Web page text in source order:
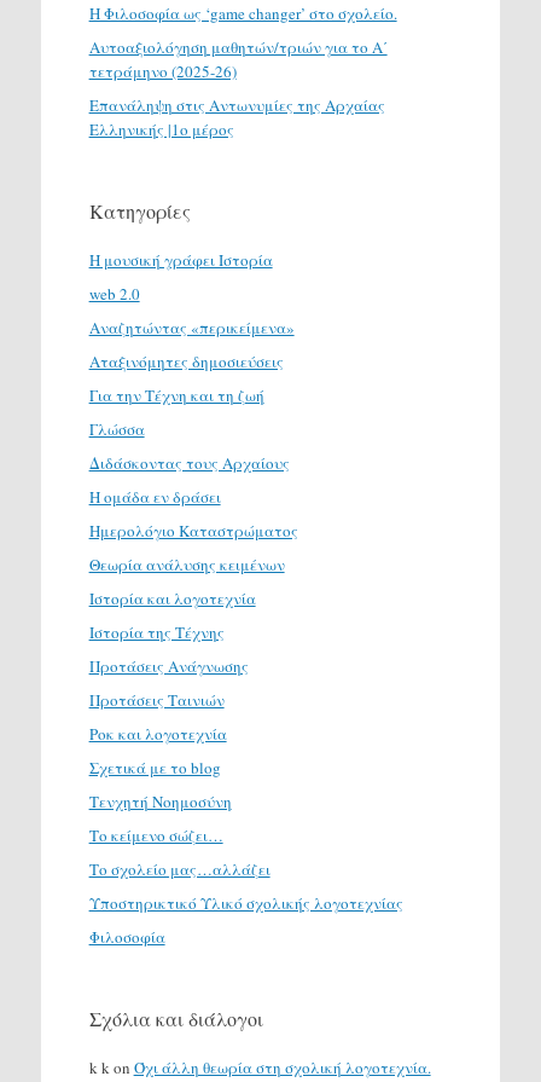
H Φιλοσοφία ως ‘game changer’ στο σχολείο.
Αυτοαξιολόγηση μαθητών/τριών για το Α΄
τετράμηνο (2025-26)
Επανάληψη στις Αντωνυμίες της Αρχαίας
Ελληνικής |1ο μέρος
Κατηγορίες
H μουσική γράφει Ιστορία
web 2.0
Αναζητώντας «περικείμενα»
Αταξινόμητες δημοσιεύσεις
Για την Τέχνη και τη ζωή
Γλώσσα
Διδάσκοντας τους Αρχαίους
Η ομάδα εν δράσει
Ημερολόγιο Καταστρώματος
Θεωρία ανάλυσης κειμένων
Ιστορία και λογοτεχνία
Ιστορία της Τέχνης
Προτάσεις Ανάγνωσης
Προτάσεις Ταινιών
Ροκ και λογοτεχνία
Σχετικά με το blog
Τενχητή Νοημοσύνη
Το κείμενο σώζει…
Το σχολείο μας…αλλάζει
Υποστηρικτικό Υλικό σχολικής λογοτεχνίας
Φιλοσοφία
Σχόλια και διάλογοι
k kon Όχι άλλη θεωρία στη σχολική λογοτεχνία.